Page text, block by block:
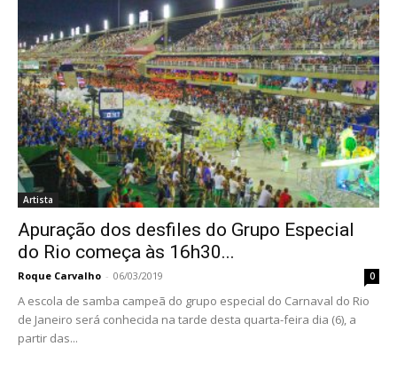
Artista
Apuração dos desfiles do Grupo Especial
do Rio começa às 16h30...
Roque Carvalho - 06/03/2019 0
A escola de samba campeã do grupo especial do Carnaval do Rio
de Janeiro será conhecida na tarde desta quarta-feira dia (6), a
partir das...